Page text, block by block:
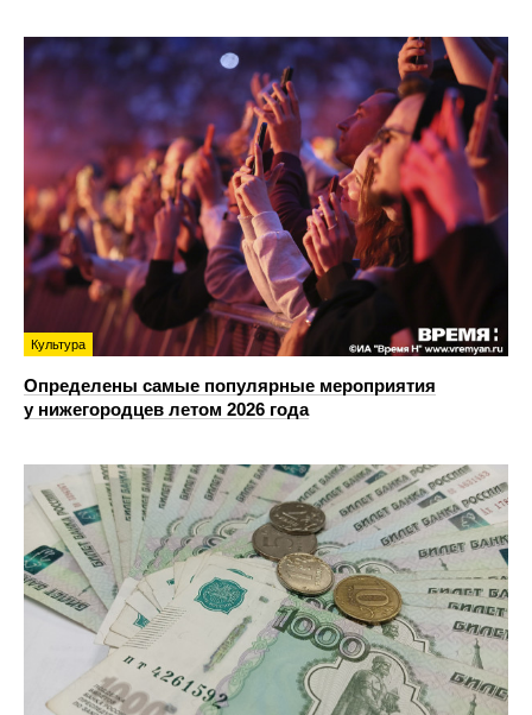
Культура
Определены самые популярные мероприятия
у нижегородцев летом 2026 года